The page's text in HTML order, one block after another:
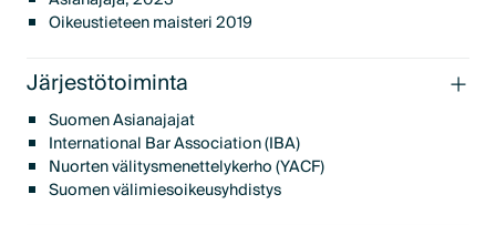
Oikeustieteen maisteri 2019
Järjestötoiminta
Suomen Asianajajat
International Bar Association (IBA)
Nuorten välitysmenettelykerho (YACF)
Suomen välimiesoikeusyhdistys